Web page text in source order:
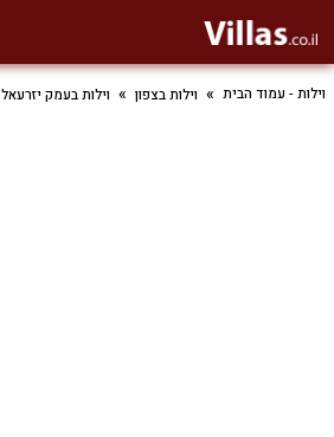
וילות - עמוד הבית וילות בצפון וילות בעמק יזרעאל